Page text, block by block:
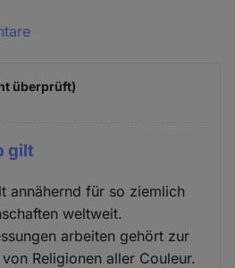
überprüft)
gilt
annähernd für so ziemlich
weltweit.
arbeiten gehört zur
Religionen aller Couleur.